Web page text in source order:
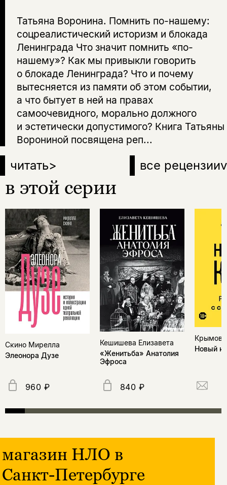
Татьяна Воронина. Помнить по-нашему:
соцреалистический историзм и блокада
Ленинграда Что значит помнить «по-
нашему»? Как мы привыкли говорить
о блокаде Ленинграда? Что и почему
вытесняется из памяти об этом событии,
а что бытует в ней на правах
самоочевидного, морально должного
и эстетически допустимого? Книга Татьяны
Ворониной посвящена реп...
читать> все рецензииv
в этой серии
Скино Мирелла
Элеонора Дузе
960 ₽
Кешишева Елизавета
«Женитьба» Анатолия
Эфроса
840 ₽
Крымов
Новый
магазин НЛО в
Санкт-Петербурге